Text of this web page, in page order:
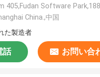
405,Fudan Software
China.,中国
た製造者
話 お問い合